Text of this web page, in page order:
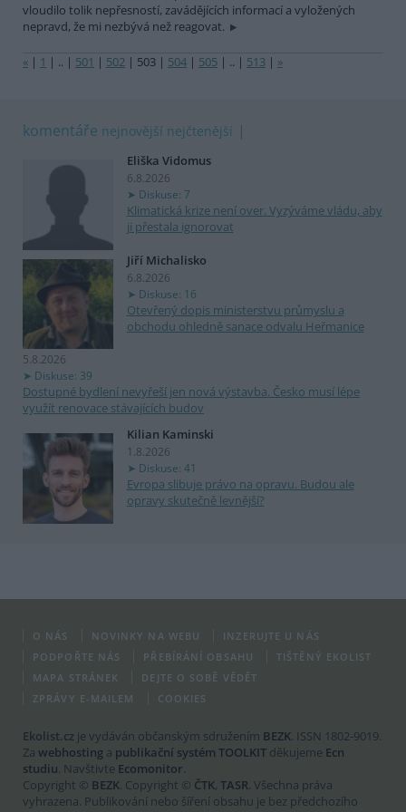
vloudilo tolik nepřesností, zavádějících informací a vyložených
nepravd, že mi nezbývá než reagovat.
« | 1 | .. | 501 | 502 | 503 | 504 | 505 | .. | 513 | »
komentáře nejnovější nejčtenější
Eliška Vidomus
6.8.2026
Diskuse: 7
Klimatická krize není over. Vyzýváme vládu, aby
ji přestala ignorovat
Jiří Michalisko
6.8.2026
Diskuse: 16
Otevřený dopis ministerstvu průmyslu a
obchodu ohledně sanace odvalu Heřmanice
5.8.2026
Diskuse: 39
Dostupné bydlení nevyřeší jen nová výstavba. Česko musí lépe
využít renovace stávajících budov
Kilian Kaminski
1.8.2026
Diskuse: 41
Evropa slibuje právo na opravu. Budou ale
opravy skutečně levnější?
O NÁS NOVINKY NA WEBU
INZERUJTE U NÁS
PODPOŘTE NÁS
PŘEBÍRÁNÍ OBSAHU
TIŠTĚNÝ EKOLIST
MAPA STRÁNEK
DEJTE O SOBĚ VĚDĚT
ZPRÁVY E-MAILEM
COOKIES
Ekolist.cz je vydáván občanským sdružením BEZK. ISSN 1802-9019.
Za webhosting a publikační systém TOOLKIT děkujeme Ecn
studiu. Navštivte Ecomonitor.
Copyright © BEZK. Copyright © ČTK, TASR. Všechna práva
vyhrazena. Publikování nebo šíření obsahu je bez předchozího